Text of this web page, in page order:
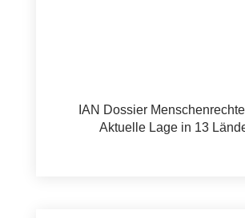
IAN Dossier
Aktuelle Lage in 13